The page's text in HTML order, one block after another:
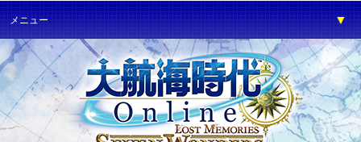
メニュー ▼
ゲーム紹介 ▼
プレイガイド ▼
サービス ▼
イベント ▼